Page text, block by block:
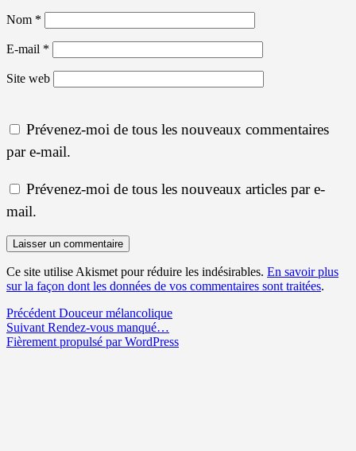
Nom *
E-mail *
Site web
Prévenez-moi de tous les nouveaux commentaires
par e-mail.
Prévenez-moi de tous les nouveaux articles par e-
mail.
Ce site utilise Akismet pour réduire les indésirables. En savoir plus
sur la façon dont les données de vos commentaires sont traitées.
Navigation
de
Précédent Article
précédent :
Douceur mélancolique
Suivant Article
suivant :
Rendez-vous manqué…
Fièrement propulsé par WordPress